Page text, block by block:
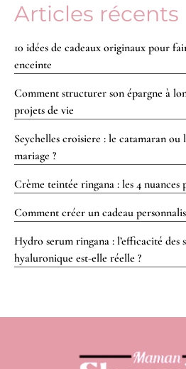
Articles récents
10 idées de cadeaux originaux pour
enceinte
Comment structurer son épargne à
projets de vie
Seychelles croisiere : le catamaran
mariage ?
Crème teintée ringana : les 4
Comment créer un cadeau
Hydro serum ringana : l’efficacité des
hyaluronique est-elle réelle ?